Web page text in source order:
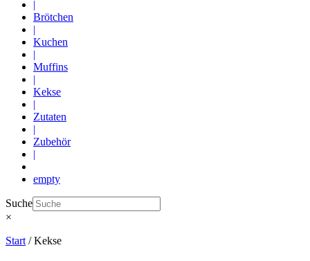
|
Brötchen
|
Kuchen
|
Muffins
|
Kekse
|
Zutaten
|
Zubehör
|
empty
Suche
×
Start / Kekse